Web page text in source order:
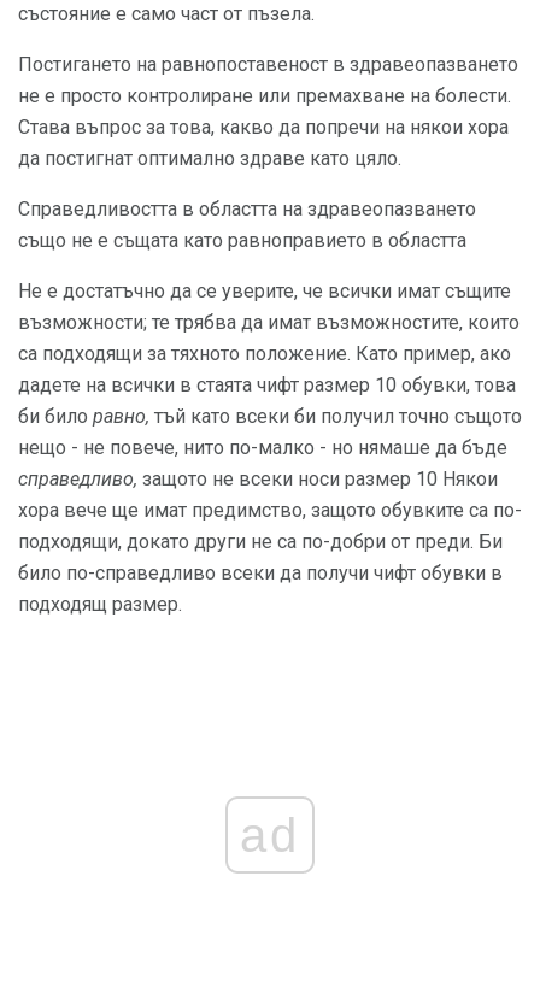
състояние е само част от пъзела.
Постигането на равнопоставеност в здравеопазването
не е просто контролиране или премахване на болести.
Става въпрос за това, какво да попречи на някои хора
да постигнат оптимално здраве като цяло.
Справедливостта в областта на здравеопазването
също не е същата като равноправието в областта
Не е достатъчно да се уверите, че всички имат същите
възможности; те трябва да имат възможностите, които
са подходящи за тяхното положение. Като пример, ако
дадете на всички в стаята чифт размер 10 обувки, това
би било равно, тъй като всеки би получил точно същото
нещо - не повече, нито по-малко - но нямаше да бъде
справедливо, защото не всеки носи размер 10 Някои
хора вече ще имат предимство, защото обувките са по-
подходящи, докато други не са по-добри от преди. Би
било по-справедливо всеки да получи чифт обувки в
подходящ размер.
ad